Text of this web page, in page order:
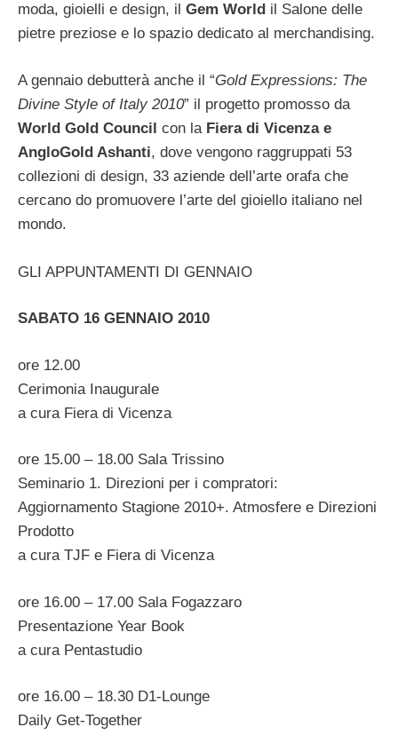
moda, gioielli e design, il Gem World il Salone delle
pietre preziose e lo spazio dedicato al merchandising.
A gennaio debutterà anche il “Gold Expressions: The
Divine Style of Italy 2010” il progetto promosso da
World Gold Council con laFiera di Vicenza e
AngloGold Ashanti, dove vengono raggruppati 53
collezioni di design, 33 aziende dell’arte orafa che
cercano do promuovere l’arte del gioiello italiano nel
mondo.
GLI APPUNTAMENTI DI GENNAIO
SABATO 16 GENNAIO 2010
ore 12.00
Cerimonia Inaugurale
a cura Fiera di Vicenza
ore 15.00 – 18.00 Sala Trissino
Seminario 1. Direzioni per i compratori:
Aggiornamento Stagione 2010+. Atmosfere e Direzioni
Prodotto
a cura TJF e Fiera di Vicenza
ore 16.00 – 17.00 Sala Fogazzaro
Presentazione Year Book
a cura Pentastudio
ore 16.00 – 18.30 D1-Lounge
Daily Get-Together